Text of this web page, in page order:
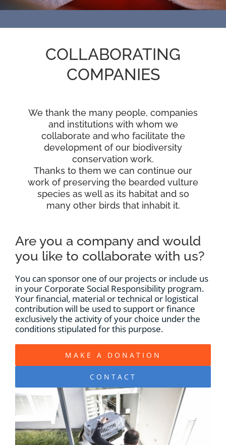
RESOURCES
WooCommerce Cart
COLLABORATING
COMPANIES
We thank the many people, companies
and institutions with whom we
collaborate and who facilitate the
development of our biodiversity
conservation work.
Thanks to them we can continue our
work of preserving the bearded vulture
species as well as its habitat and so
many other birds that inhabit it.
Are you a company and would
you like to collaborate with us?
You can sponsor one of our projects or include us
in your Corporate Social Responsibility program.
Your financial, material or technical or logistical
contribution will be used to support or finance
exclusively the activity of your choice under the
conditions stipulated for this purpose.
MAKE A DONATION
CONTACT